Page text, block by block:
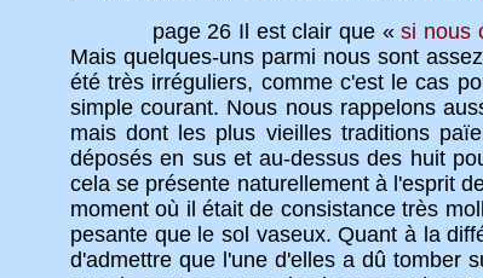
page 26 Il est clair que «si nous
Mais quelques-uns parmi nous sont
été très irréguliers, comme c'est le cas
simple courant. Nous nous rappelons
mais dont les plus vieilles traditions
déposés en sus et au-dessus des huit
cela se présente naturellement à l'esprit
moment où il était de consistance très
pesante que le sol vaseux. Quant à la
d'admettre que l'une d'elles a dû tomber